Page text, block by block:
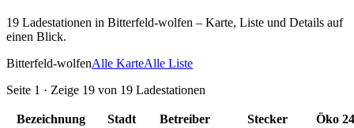
19 Ladestationen in Bitterfeld-wolfen – Karte, Liste und Details auf
einen Blick.
Bitterfeld-wolfenAlle KarteAlle Liste
Seite 1 · Zeige 19 von 19 Ladestationen
Bezeichnung Stadt Betreiber Stecker Öko